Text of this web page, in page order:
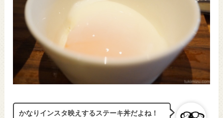
かなりインスタ映えするステーキ丼だよね！